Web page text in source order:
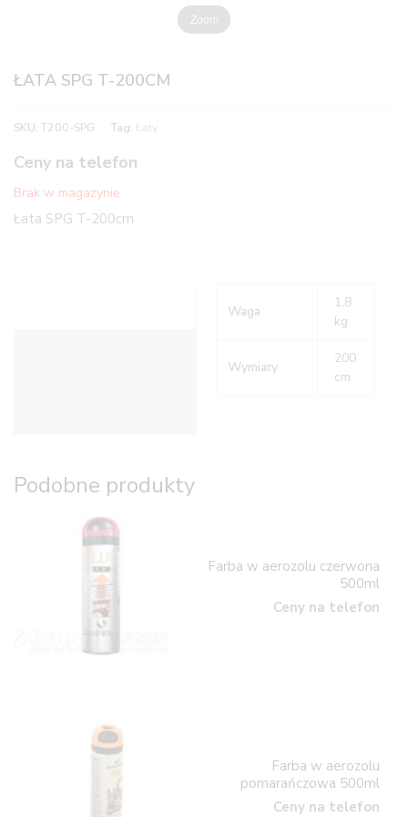
Zoom
ŁATA SPG T-200CM
SKU: T200-SPG Tag: Łaty
Ceny na telefon
Brak w magazynie
Łata SPG T-200cm
Waga
1,8
kg
Wymiary
200
cm
Podobne produkty
Farba w aerozolu czerwona
500ml
Ceny na telefon
Farba w aerozolu
pomarańczowa 500ml
Ceny na telefon